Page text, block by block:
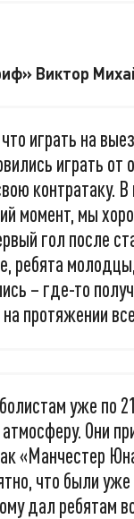
Виктор
играть на
играть
контратаку.
момент, мы
гол после
ребята
– где-то
протяжении
уже по
Они
«Манчестер
что были
дал ребятам